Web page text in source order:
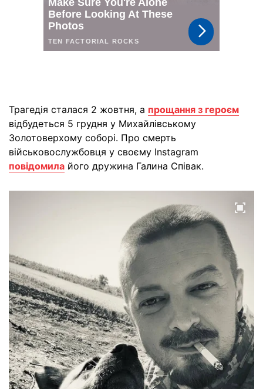
Трагедія сталася 2 жовтня, а прощання з героєм
відбудеться 5 грудня у Михайлівському
Золотоверхому соборі. Про смерть
військовослужбовця у своєму Instagram
повідомила його дружина Галина Співак.